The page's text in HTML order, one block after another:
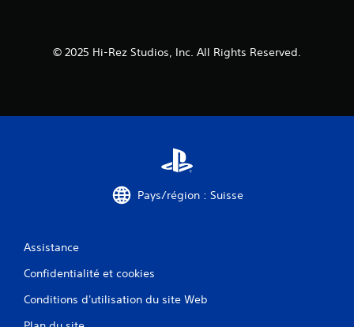
© 2025 Hi-Rez Studios, Inc. All Rights Reserved.
Pays/région : Suisse
Assistance
Confidentialité et cookies
Conditions d'utilisation du site Web